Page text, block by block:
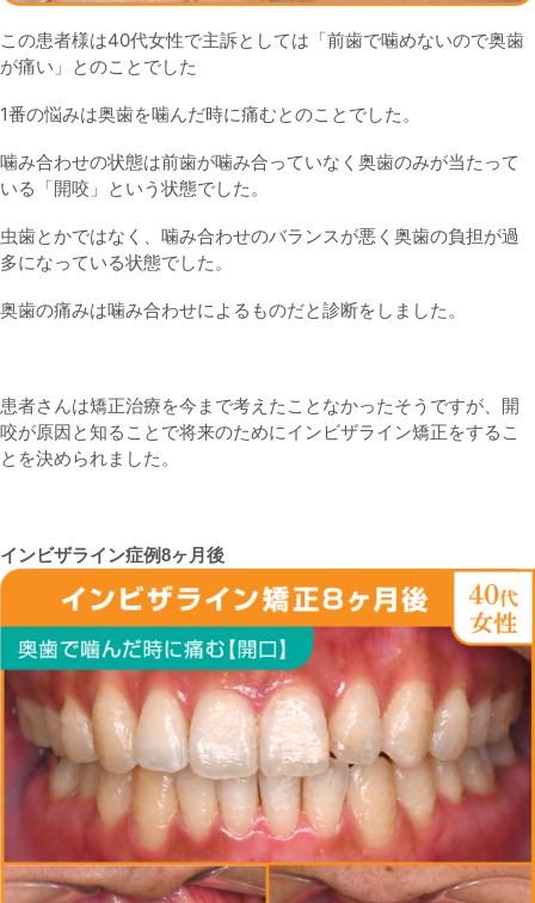
この患者様は40代女性で主訴としては「前歯で噛めないので奥歯
が痛い」とのことでした
1番の悩みは奥歯を噛んだ時に痛むとのことでした。
噛み合わせの状態は前歯が噛み合っていなく奥歯のみが当たって
いる「開咬」という状態でした。
虫歯とかではなく、噛み合わせのバランスが悪く奥歯の負担が過
多になっている状態でした。
奥歯の痛みは噛み合わせによるものだと診断をしました。
患者さんは矯正治療を今まで考えたことなかったそうですが、開
咬が原因と知ることで将来のためにインビザライン矯正をするこ
とを決められました。
インビザライン症例8ヶ月後